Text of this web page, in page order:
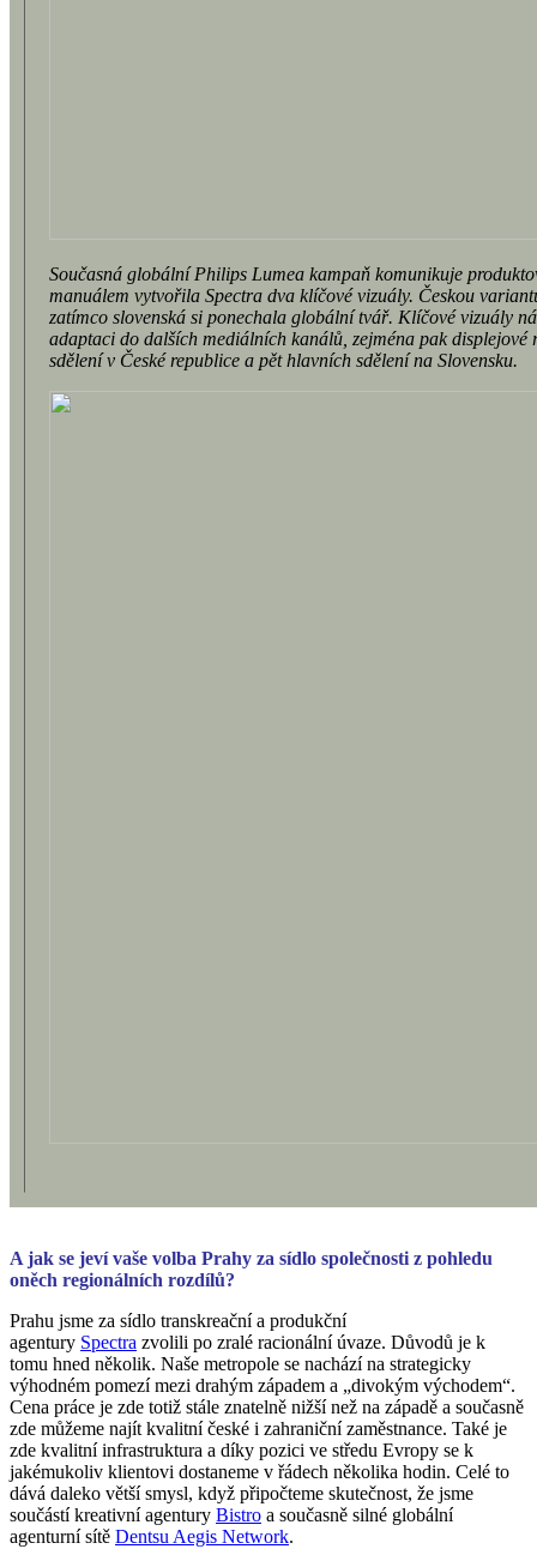
Současná globální Philips Lumea kampaň komunikuje
manuálem vytvořila Spectra dva klíčové vizuály. Českou
zatímco slovenská si ponechala globální tvář. Klíčové vizuály
adaptaci do dalších mediálních kanálů, zejména pak
sdělení v České republice a pět hlavních sdělení na Slovensku.
A jak se jeví vaše volba Prahy za sídlo společnosti z pohledu
oněch regionálních rozdílů?
Prahu jsme za sídlo transkreační a produkční
agentury Spectra zvolili po zralé racionální úvaze. Důvodů je k
tomu hned několik. Naše metropole se nachází na strategicky
výhodném pomezí mezi drahým západem a „divokým východem“.
Cena práce je zde totiž stále znatelně nižší než na západě a současně
zde můžeme najít kvalitní české i zahraniční zaměstnance. Také je
zde kvalitní infrastruktura a díky pozici ve středu Evropy se k
jakémukoliv klientovi dostaneme v řádech několika hodin. Celé to
dává daleko větší smysl, když připočteme skutečnost, že jsme
součástí kreativní agentury Bistro a současně silné globální
agenturní sítě Dentsu Aegis Network.